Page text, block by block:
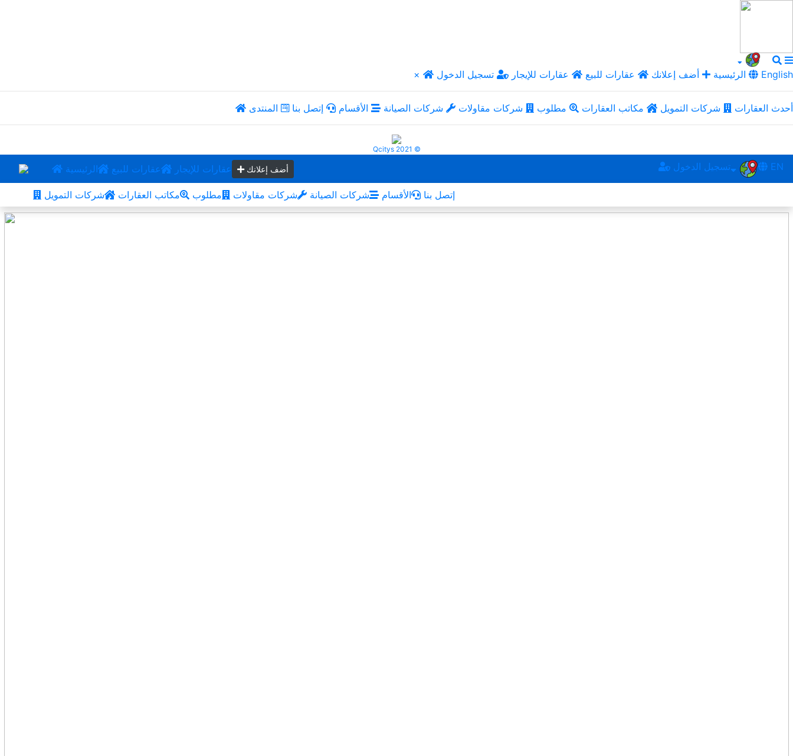
× الرئيسية أضف إعلانك عقارات للبيع عقارات للإيجار تسجيل الدخول English
أحدث العقارات شركات التمويل مكاتب العقارات مطلوب شركات مقاولات شركات الصيانة الأقسام إتصل بنا المنتدى
Qcitys 2021 ©
الرئيسية عقارات للبيع عقارات للإيجار أضف إعلانك تسجيل الدخول EN
شركات التمويل مكاتب العقارات مطلوب شركات مقاولات شركات الصيانة الأقسام إتصل بنا